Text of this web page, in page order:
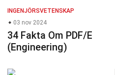
INGENJÖRSVETENSKAP
03 nov 2024
34 Fakta Om PDF/E
(Engineering)